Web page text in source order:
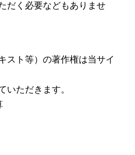
だく必要などもありませ
スト等）の著作権は当サイ
いただきます。